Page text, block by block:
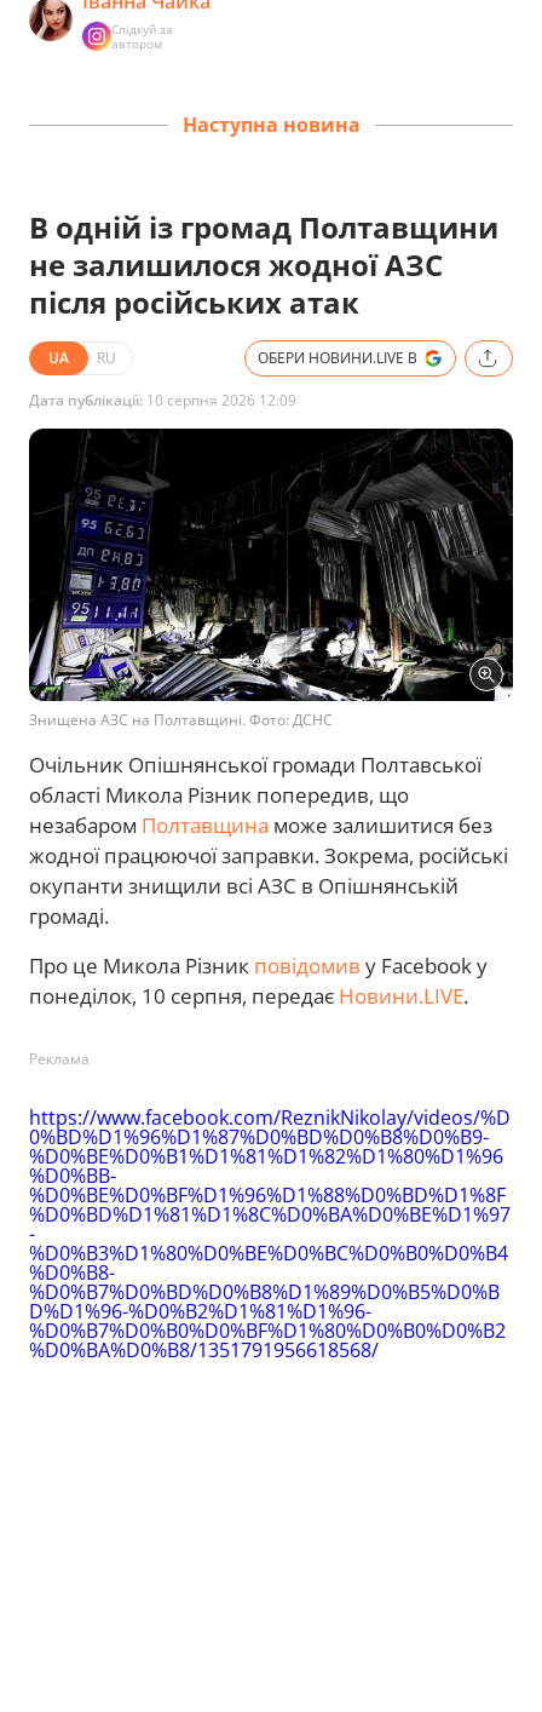
Слідкуй за
автором
Наступна новина
В одній із громад Полтавщини
не залишилося жодної АЗС
після російських атак
UA RU ОБЕРИ НОВИНИ.LIVE В
Дата публікації: 10 серпня 2026 12:09
Знищена АЗС на Полтавщині. Фото: ДСНС
Очільник Опішнянської громади Полтавської
області Микола Різник попередив, що
незабаром Полтавщина може залишитися без
жодної працюючої заправки. Зокрема, російські
окупанти знищили всі АЗС в Опішнянській
громаді.
Про це Микола Різник повідомив у Facebook у
понеділок, 10 серпня, передає Новини.LIVE.
Реклама
https://www.facebook.com/ReznikNikolay/videos/%D
0%BD%D1%96%D1%87%D0%BD%D0%B8%D0%B9-
%D0%BE%D0%B1%D1%81%D1%82%D1%80%D1%96
%D0%BB-
%D0%BE%D0%BF%D1%96%D1%88%D0%BD%D1%8F
%D0%BD%D1%81%D1%8C%D0%BA%D0%BE%D1%97
-
%D0%B3%D1%80%D0%BE%D0%BC%D0%B0%D0%B4
%D0%B8-
%D0%B7%D0%BD%D0%B8%D1%89%D0%B5%D0%B
D%D1%96-%D0%B2%D1%81%D1%96-
%D0%B7%D0%B0%D0%BF%D1%80%D0%B0%D0%B2
%D0%BA%D0%B8/1351791956618568/